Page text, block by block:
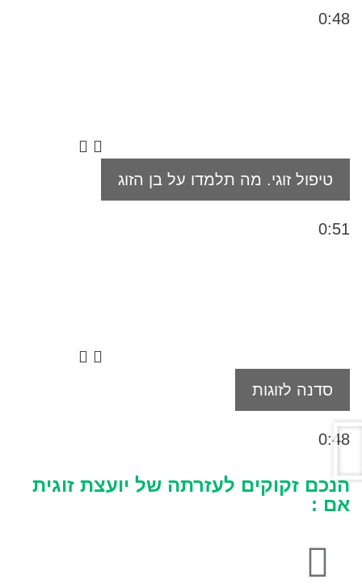
0:48
טיפול זוגי. מה תלמדו על בן הזוג
0:51
סדנה לזוגות
0:48
הנכם זקוקים לעזרתה של יועצת זוגית
אם :